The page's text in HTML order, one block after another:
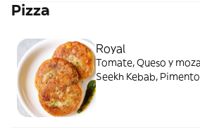
Pizza
Royal
Tomate, Queso y
Seekh Kebab,